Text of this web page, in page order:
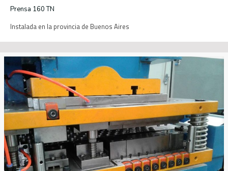
Prensa 160 TN
Instalada en la provincia de Buenos Aires